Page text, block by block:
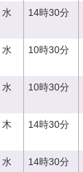
水 14時30分
水 10時30分
水 10時30分
木 14時30分
水 14時30分